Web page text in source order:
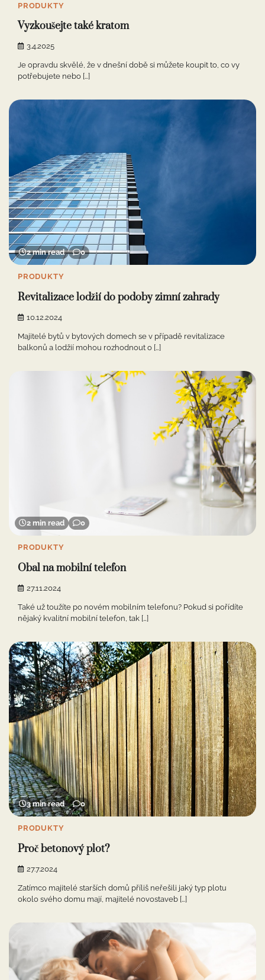
PRODUKTY
Vyzkoušejte také kratom
3.4.2025
Je opravdu skvělé, že v dnešní době si můžete koupit to, co vy
potřebujete nebo […]
2 min read 0
PRODUKTY
Revitalizace lodžií do podoby zimní zahrady
10.12.2024
Majitelé bytů v bytových domech se v případě revitalizace
balkonů a lodžií mohou rozhodnout o […]
2 min read 0
PRODUKTY
Obal na mobilní telefon
27.11.2024
Také už toužíte po novém mobilním telefonu? Pokud si pořídíte
nějaký kvalitní mobilní telefon, tak […]
3 min read 0
PRODUKTY
Proč betonový plot?
27.7.2024
Zatímco majitelé starších domů příliš neřešili jaký typ plotu
okolo svého domu mají, majitelé novostaveb […]